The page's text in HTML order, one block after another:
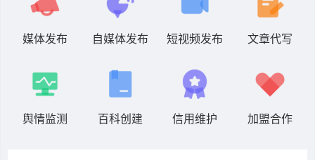
媒体发布 自媒体发布 短视频发布 文章代写
舆情监测 百科创建 信用维护 加盟合作